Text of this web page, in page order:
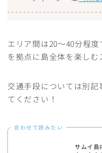
エリア間は20〜40分程
を拠点に島全体を楽しむ
交通手段については別
てください！
合わせて読みたい
サムイ島